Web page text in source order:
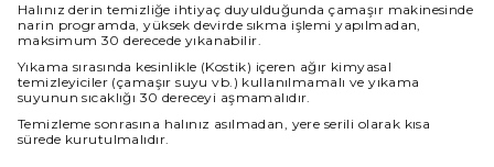
Halınız derin temizliğe ihtiyaç duyulduğunda çamaşır makinesinde
narin programda, yüksek devirde sıkma işlemi yapılmadan,
maksimum 30 derecede yıkanabilir.
Yıkama sırasında kesinlikle (Kostik) içeren ağır kimyasal
temizleyiciler (çamaşır suyu vb.) kullanılmamalı ve yıkama
suyunun sıcaklığı 30 dereceyi aşmamalıdır.
Temizleme sonrasına halınız asılmadan, yere serili olarak kısa
sürede kurutulmalıdır.